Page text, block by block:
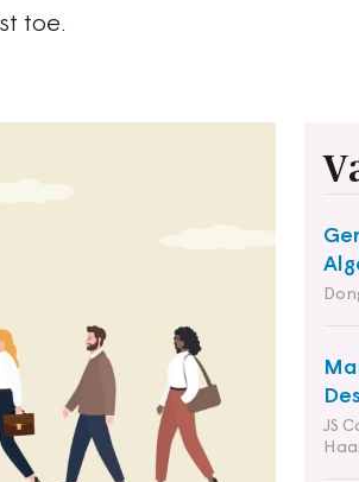
toe.
JS